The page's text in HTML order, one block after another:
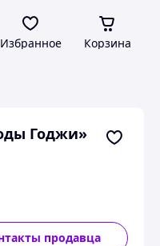
Избранное Корзина
Годжи»
продавца